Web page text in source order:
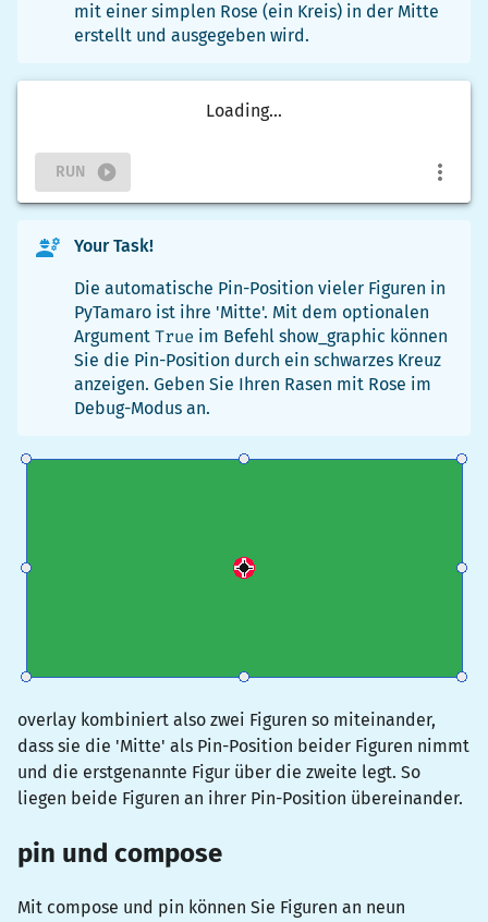
mit einer simplen Rose (ein Kreis) in der Mitte
erstellt und ausgegeben wird.
Loading...
RUN
Your Task!
Die automatische Pin-Position vieler Figuren in
PyTamaro ist ihre 'Mitte'. Mit dem optionalen
Argument True im Befehl show_graphic können
Sie die Pin-Position durch ein schwarzes Kreuz
anzeigen. Geben Sie Ihren Rasen mit Rose im
Debug-Modus an.
overlay kombiniert also zwei Figuren so miteinander,
dass sie die 'Mitte' als Pin-Position beider Figuren nimmt
und die erstgenannte Figur über die zweite legt. So
liegen beide Figuren an ihrer Pin-Position übereinander.
pin und compose
Mit compose und pin können Sie Figuren an neun